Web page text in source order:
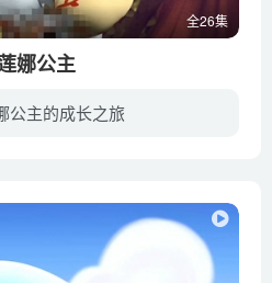
全26集
娜公主
公主的成长之旅